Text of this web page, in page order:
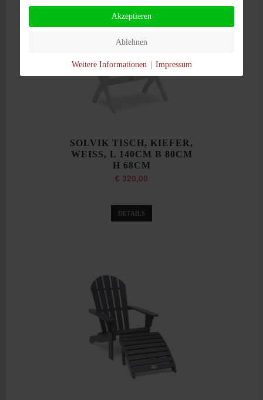
SOLVIK TISCH, KIEFER,
WEISS, L 140CM B 80CM
H 68CM
€ 320,00
DETAILS
Akzeptieren
Ablehnen
Weitere Informationen | Impressum